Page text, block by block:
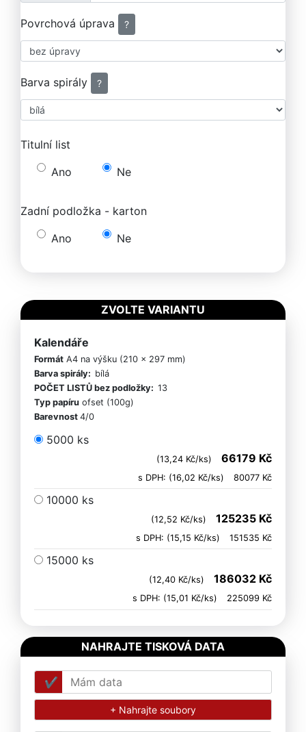
Povrchová úprava ?
Barva spirály ?
Titulní list
Ano
Ne
Zadní podložka - karton
Ano
Ne
ZVOLTE VARIANTU
Kalendáře
Formát A4 na výšku (210 x 297 mm)
Barva spirály: bílá
POČET LISTŮ bez podložky: 13
Typ papíru ofset (100g)
Barevnost 4/0
5000 ks
(13,24 Kč/ks) 66179 Kč
s DPH: (16,02 Kč/ks) 80077 Kč
10000 ks
(12,52 Kč/ks) 125235 Kč
s DPH: (15,15 Kč/ks) 151535 Kč
15000 ks
(12,40 Kč/ks) 186032 Kč
s DPH: (15,01 Kč/ks) 225099 Kč
NAHRAJTE TISKOVÁ DATA
Mám data
+ Nahrajte soubory